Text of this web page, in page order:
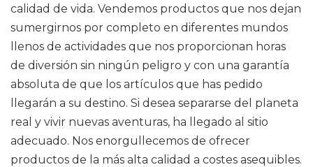
calidad de vida. Vendemos productos que nos dejan
sumergirnos por completo en diferentes mundos
llenos de actividades que nos proporcionan horas
de diversión sin ningún peligro y con una garantía
absoluta de que los artículos que has pedido
llegarán a su destino. Si desea separarse del planeta
real y vivir nuevas aventuras, ha llegado al sitio
adecuado. Nos enorgullecemos de ofrecer
productos de la más alta calidad a costes asequibles.